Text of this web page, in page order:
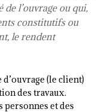
l’ouvrage ou qui,
constitutifs ou
le rendent
(le client)
des travaux.
personnes et des